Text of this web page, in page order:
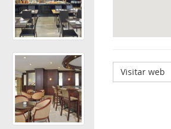
Visitar web